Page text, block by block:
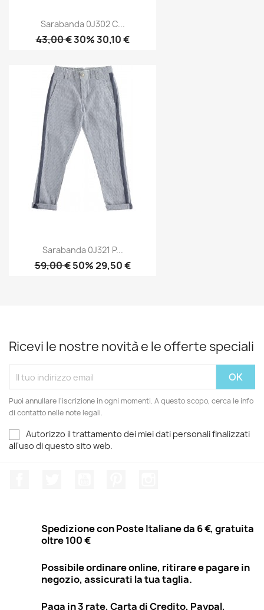
Sarabanda 0J302 C...
43,00 €30% 30,10 €
Sarabanda 0J321 P...
59,00 €50% 29,50 €
Ricevi le nostre novità e le offerte speciali
Puoi annullare l'iscrizione in ogni momenti. A questo scopo, cerca le info
di contatto nelle note legali.
Autorizzo il trattamento dei miei dati personali finalizzati
all'uso di questo sito web.
Spedizione con Poste Italiane da 6 €, gratuita
oltre 100 €
Possibile ordinare online, ritirare e pagare in
negozio, assicurati la tua taglia.
Paga in 3 rate, Carta di Credito, Paypal,